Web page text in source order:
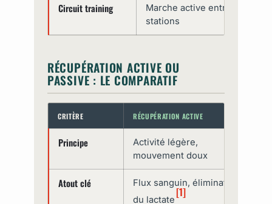
Circuit training
Marche active entre les
stations
RÉCUPÉRATION ACTIVE OU
PASSIVE : LE COMPARATIF
CRITÈRE RÉCUPÉRATION ACTIVE
Principe
Activité légère,
mouvement doux
Atout clé
Flux sanguin, élimination
du lactate
[1]